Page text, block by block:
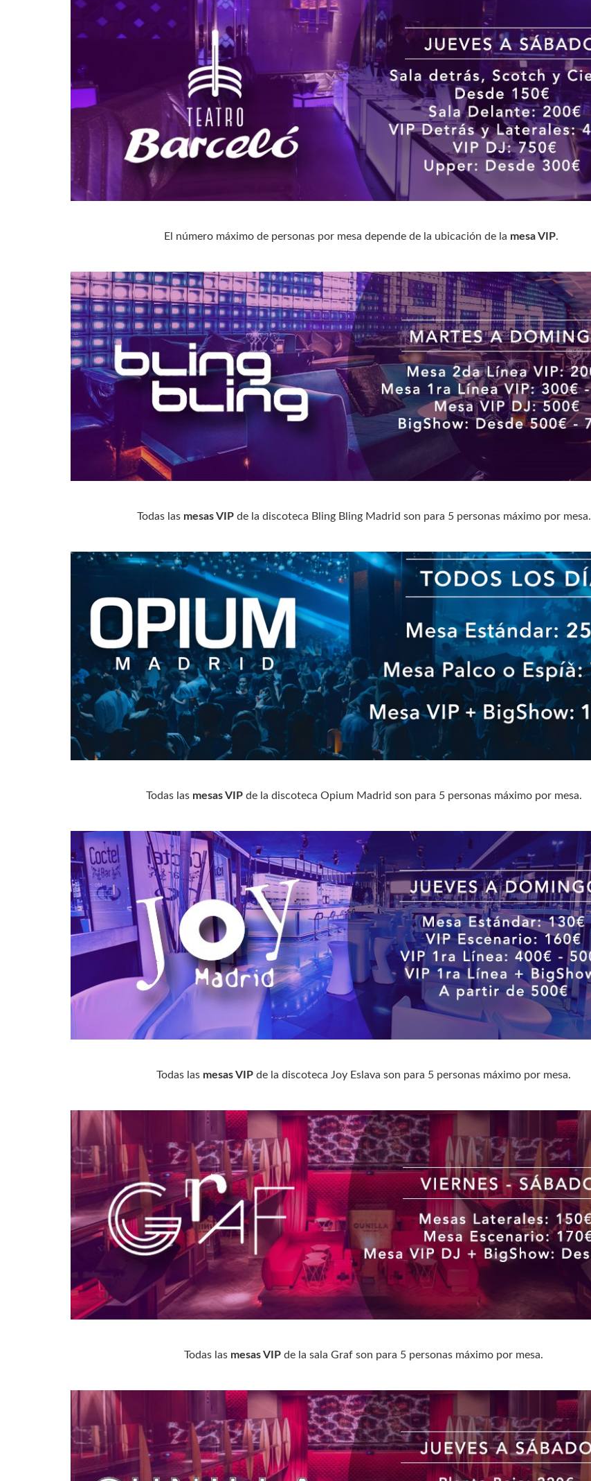
El número máximo de personas por mesa depende de la ubicación de la mesa VIP.
Todas las mesas VIPde la discoteca Bling Bling Madrid son para 5 personas máximo por mesa.
Todas las mesas VIPde la discoteca Opium Madrid son para 5 personas máximo por mesa.
Todas las mesas VIP de la discoteca Joy Eslava son para 5 personas máximo por mesa.
Todas las mesas VIP de la sala Graf son para 5 personas máximo por mesa.